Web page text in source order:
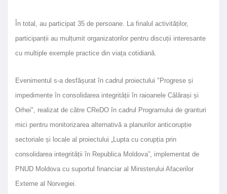
În total, au participat 35 de persoane. La finalul activităților,
participanții au mulțumit organizatorilor pentru discuții interesante
cu multiple exemple practice din viața cotidiană.
Evenimentul s-a desfășurat în cadrul proiectului "Progrese și
impedimente în consolidarea integrității în raioanele Călărași și
Orhei", realizat de către CReDO în cadrul Programului de granturi
mici pentru monitorizarea alternativă a planurilor anticorupție
sectoriale și locale al proiectului „Lupta cu corupția prin
consolidarea integrității în Republica Moldova”, implementat de
PNUD Moldova cu suportul financiar al Ministerului Afacerilor
Externe al Norvegiei.